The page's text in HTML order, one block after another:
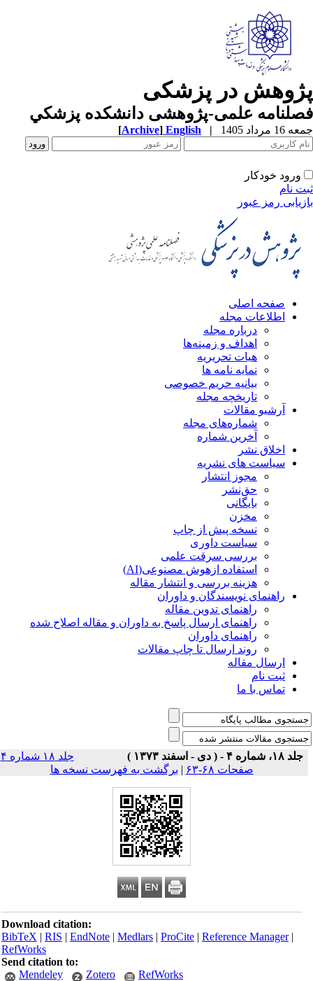
در پزشکی
علمی-پژوهشی دانشکده پزشکي
مرداد 1405 |
English
[Archive]
ورود خودکار
نام
رمز عبور
صفحه اصلی
اطلاعات مجله
درباره مجله
اهداف و زمینه‌ها
هیات تحریریه
نمایه نامه ها
بیانیه حریم خصوصی
تاریخچه مجله
آرشیو مقالات
شماره‌های مجله
آخرین شماره
اخلاق نشر
سیاست های نشریه
مجوز انتشار
حق‌نشر
بایگانی
مخزن
نسخه پیش از چاپ
سیاست داوری
بررسی سرقت علمی
استفاده ازهوش مصنوعی(AI)
هزینه بررسی و انتشار مقاله
راهنمای نویسندگان و داوران
راهنمای تدوین مقاله
راهنمای ارسال پاسخ به داوران و مقاله اصلاح شده
راهنمای داوران
روند ارسال تا چاپ مقالات
ارسال مقاله
ثبت نام
تماس با ما
جلد ۱۸، شماره ۴ - ( دی - اسفند ۱۳۷۳ )
جلد ۱۸ شماره ۴
صفحات ۶۸-۶۳
| برگشت به فهرست نسخه ها
Download citation:
BibTeX|RIS|EndNote|Medlars|ProCite|Reference Manager
RefWorks
Send citation to:
Mendeley
Zotero RefWorks